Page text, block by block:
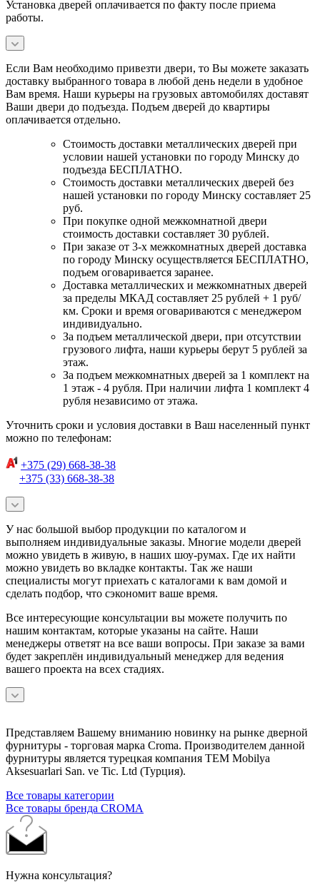
Установка дверей оплачивается по факту после приема
работы.
Если Вам необходимо привезти двери, то Вы можете заказать
доставку выбранного товара в любой день недели в удобное
Вам время. Наши курьеры на грузовых автомобилях доставят
Ваши двери до подъезда. Подъем дверей до квартиры
оплачивается отдельно.
Стоимость доставки металлических дверей при
условии нашей установки по городу Минску до
подъезда БЕСПЛАТНО.
Стоимость доставки металлических дверей без
нашей установки по городу Минску составляет 25
руб.
При покупке одной межкомнатной двери
стоимость доставки составляет 30 рублей.
При заказе от 3-х межкомнатных дверей доставка
по городу Минску осуществляется БЕСПЛАТНО,
подъем оговаривается заранее.
Доставка металлических и межкомнатных дверей
за пределы МКАД составляет 25 рублей + 1 руб/
км. Сроки и время оговариваются с менеджером
индивидуально.
За подъем металлической двери, при отсутствии
грузового лифта, наши курьеры берут 5 рублей за
этаж.
За подъем межкомнатных дверей за 1 комплект на
1 этаж - 4 рубля. При наличии лифта 1 комплект 4
рубля независимо от этажа.
Уточнить сроки и условия доставки в Ваш населенный пункт
можно по телефонам:
+375 (29) 668-38-38
+375 (33) 668-38-38
У нас большой выбор продукции по каталогом и
выполняем индивидуальные заказы. Многие модели дверей
можно увидеть в живую, в наших шоу-румах. Где их найти
можно увидеть во вкладке контакты. Так же наши
специалисты могут приехать с каталогами к вам домой и
сделать подбор, что сэкономит ваше время.
Все интересующие консультации вы можете получить по
нашим контактам, которые указаны на сайте. Наши
менеджеры ответят на все ваши вопросы. При заказе за вами
будет закреплён индивидуальный менеджер для ведения
вашего проекта на всех стадиях.
Представляем Вашему вниманию новинку на рынке дверной
фурнитуры - торговая марка Croma. Производителем данной
фурнитуры является турецкая компания TEM Mobilya
Aksesuarlari San. ve Tic. Ltd (Турция).
Все товары категории
Все товары бренда CROMA
Нужна консультация?